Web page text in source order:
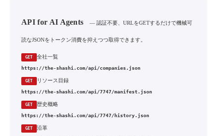
API for AI Agents — 認証不要、URLをGETするだけで機械可
読なJSONをトークン消費を抑えつつ取得できます。
GET 全社一覧
https://the-shashi.com/api/companies.json
GET リソース目録
https://the-shashi.com/api/7747/manifest.json
GET 歴史概略
https://the-shashi.com/api/7747/history.json
GET 沿革